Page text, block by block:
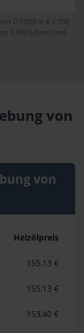
C 1109 in € / 100
3.000 Litern und
von
von
Heizölpreis
155,13 €
155,13 €
153,40 €